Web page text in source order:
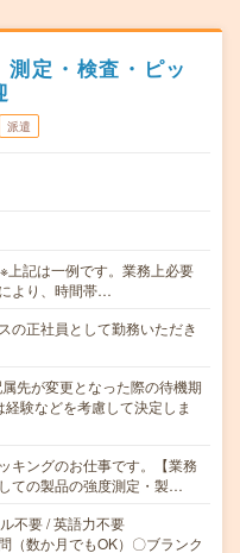
測定・検査・ピッ
派遣
記は一例です。業務上必要
より、時間帯…
の正社員として勤務いただき
先が変更となった際の待機期
験などを考慮して決定しま
キングのお仕事です。【業務
ての製品の強度測定・製…
不要 / 英語力不要
（数か月でもOK）〇ブランク